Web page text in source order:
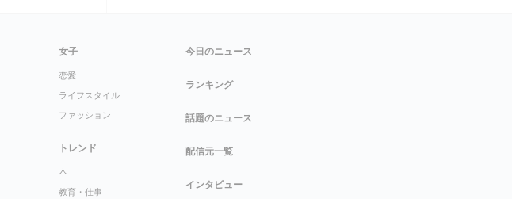
女子
恋愛
ライフスタイル
ファッション
トレンド
本
教育・仕事
今日のニュース
ランキング
話題のニュース
配信元一覧
インタビュー